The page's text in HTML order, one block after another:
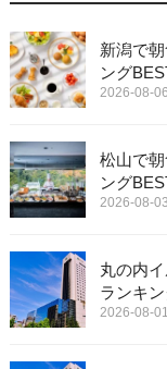
新潟で
ング
2026-08-06
松山で
ング
2026-08-03
丸の内
ランキ
2026-08-01